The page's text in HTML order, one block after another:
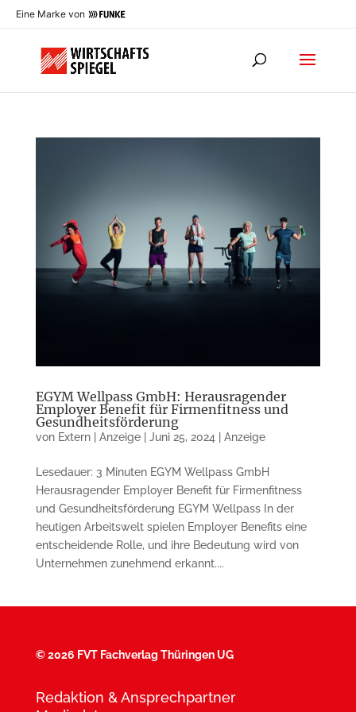
Eine Marke von
EGYM Wellpass GmbH: Herausragender
Employer Benefit für Firmenfitness und
Gesundheitsförderung
von Extern | Anzeige| Juni 25, 2024| Anzeige
Lesedauer: 3 Minuten EGYM Wellpass GmbH
Herausragender Employer Benefit für Firmenfitness
und Gesundheitsförderung EGYM Wellpass In der
heutigen Arbeitswelt spielen Employer Benefits eine
entscheidende Rolle, und ihre Bedeutung wird von
Unternehmen zunehmend erkannt....
©2026 FVT Fachverlag Thüringen UG
Redaktion & Ansprechpartner